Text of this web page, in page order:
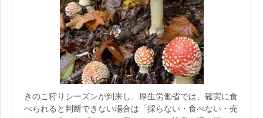
きのこ狩りシーズンが到来し、厚生労働省では、確実に食
べられると判断できない場合は「採らない・食べない・売